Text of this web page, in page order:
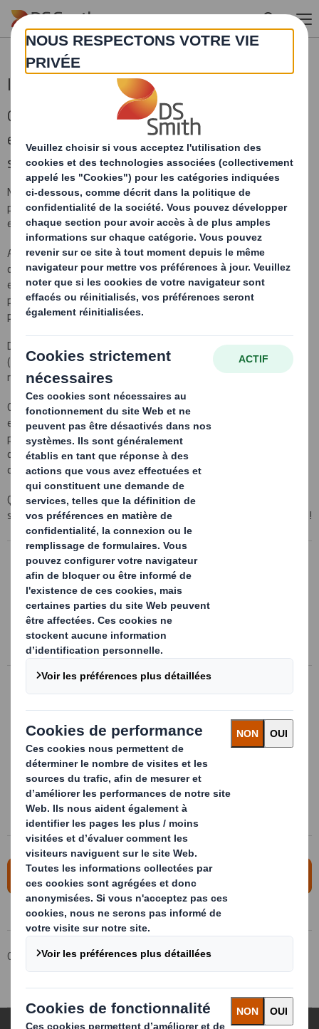
Skip to main content
Innovations packaging
Quel que soit votre besoin, nous travaillons
ensemble pour développer la meilleure
solution d’emballage.
Nos designers sont à votre service pour trouver des solutions
performantes sur l’ensemble de votre cycle d’approvisionnement
et qui vous assurent une différenciation sur le point de vente.
A travers notre réseau, nous proposons une gamme complète
d’emballages tels que les emballages prêts-à-vendre, les
emballages consommateurs, les présentoirs PLV, les emballages
postaux, les emballages de transport et industriels ou encore les
palettes carton.
DS Smith offre toutes les techniques d’impressions sur le marché
(flexographie postprint ou preprint, offset et numérique) afin de
répondre à vos attentes.
Grâce à notre approche unique PackRight®, nos équipes prennent
en compte vos besoins spécifiques et définissent la conception la
plus performante pour votre chaîne de conditionnement et vos
opérations logistiques tout en répondant aux attentes du
consommateur final.
Que vous soyez leader sur votre marché ou producteur local, nous
serions heureux de vous proposer l’emballage qui VOUS correspond !
Prêts-à-Vendre
La tendance au «prêt à implanter» et au
«prêt à vendre» (PAV) est à l'origine de
nouveaux concepts d'emballage.
savoir plus
Emballage industriel
Notre équipe de designers industriels
développe des emballages techniques et
innovants, qui permettent de limiter les
risques et réduire les coûts sur l'ensemble
de votre cycle d'approvisionnement.
En savoir plus
Contactez nous !
Groupe DS Smith
Produits & Services